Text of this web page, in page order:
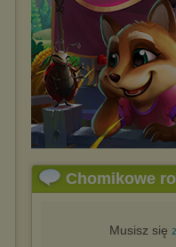
Chomikowe
Musisz się